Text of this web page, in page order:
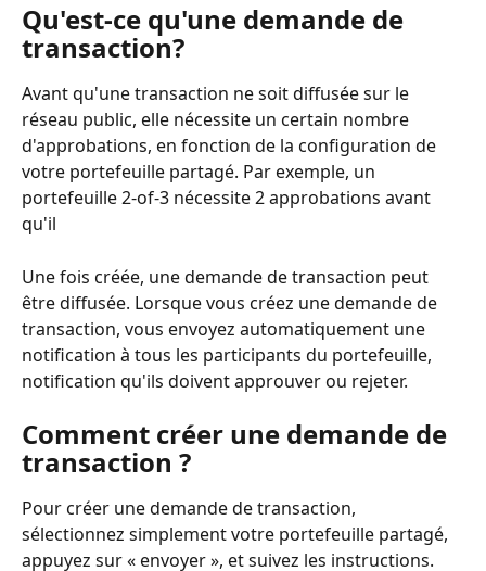
Qu'est-ce qu'une demande de
transaction?
Avant qu'une transaction ne soit diffusée sur le
réseau public, elle nécessite un certain nombre
d'approbations, en fonction de la configuration de
votre portefeuille partagé. Par exemple, un
portefeuille 2-of-3 nécessite 2 approbations avant
qu'il
Une fois créée, une demande de transaction peut
être diffusée. Lorsque vous créez une demande de
transaction, vous envoyez automatiquement une
notification à tous les participants du portefeuille,
notification qu'ils doivent approuver ou rejeter.
Comment créer une demande de
transaction ?
Pour créer une demande de transaction,
sélectionnez simplement votre portefeuille partagé,
appuyez sur « envoyer », et suivez les instructions.